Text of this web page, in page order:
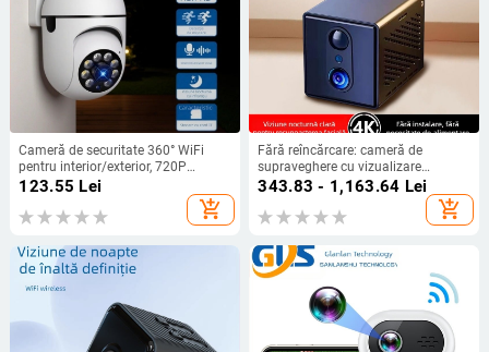
Cameră de securitate 360° WiFi
pentru interior/exterior, 720P
viziune de noapte, alerte de alarmă,
123.55 Lei
add_shopping_cart
Fără reîncărcare: cameră de
supraveghere cu vizualizare
nocturnă, Wi‑Fi pentru casă, exterior
4G, monitorizare vocală la distanță
343.83 - 1,163.64 Lei
add_shopping_cart